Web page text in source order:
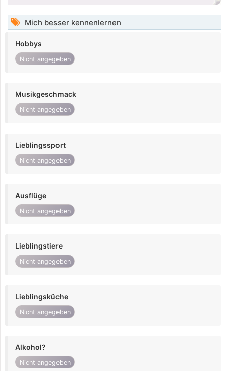
Mich besser kennenlernen
Hobbys
Nicht angegeben
Musikgeschmack
Nicht angegeben
Lieblingssport
Nicht angegeben
Ausflüge
Nicht angegeben
Lieblingstiere
Nicht angegeben
Lieblingsküche
Nicht angegeben
Alkohol?
Nicht angegeben